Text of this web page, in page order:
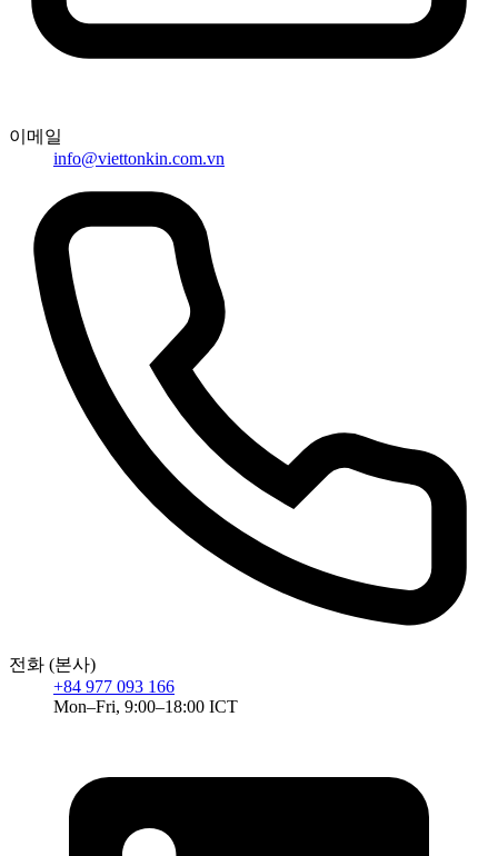
이메일
info@viettonkin.com.vn
전화 (본사)
+84 977 093 166
Mon–Fri, 9:00–18:00 ICT